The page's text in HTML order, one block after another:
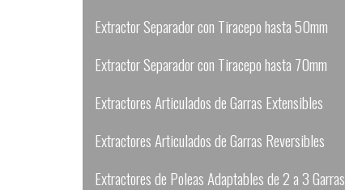
Extractor Separador con Tiracepo hasta 50mm
Extractor Separador con Tiracepo hasta 70mm
Extractores Articulados de Garras Extensibles
Extractores Articulados de Garras Reversibles
Extractores de Poleas Adaptables de 2 a 3 Garras